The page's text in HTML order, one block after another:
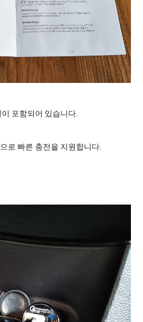
포함되어 있습니다.
로 빠른 충전을 지원합니다.